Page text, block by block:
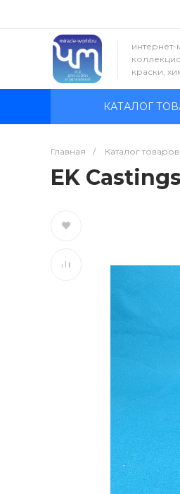
интернет-
краски,
КАТАЛОГ
Главная / Каталог товаров
EK